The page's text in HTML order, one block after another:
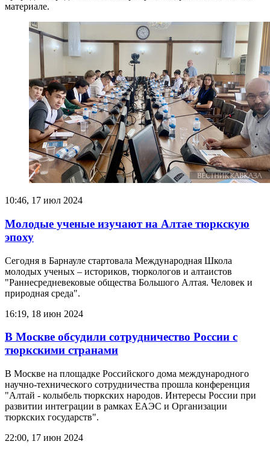
материале.
10:46, 17 июл 2024
Молодые ученые изучают на Алтае тюркскую
эпоху
Сегодня в Барнауле стартовала Международная Школа
молодых ученых – историков, тюркологов и алтаистов
"Раннесредневековые общества Большого Алтая. Человек и
природная среда".
16:19, 18 июн 2024
В Москве обсудили сотрудничество России с
тюркскими странами
В Москве на площадке Российского дома международного
научно-технического сотрудничества прошла конференция
"Алтай - колыбель тюркских народов. Интересы России при
развитии интеграции в рамках ЕАЭС и Организации
тюркских государств".
22:00, 17 июн 2024